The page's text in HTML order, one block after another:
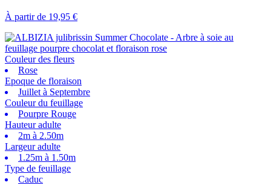
À partir de 19,95 €
Couleur des fleurs
Rose
Epoque de floraison
Juillet à Septembre
Couleur du feuillage
Pourpre Rouge
Hauteur adulte
2m à 2.50m
Largeur adulte
1.25m à 1.50m
Type de feuillage
Caduc